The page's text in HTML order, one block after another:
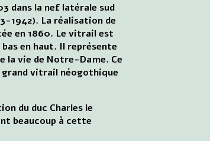
dans la nef latérale sud
1942). La réalisation de
en 1860. Le vitrail est
en haut. Il représente
la vie de Notre-Dame. Ce
vitrail néogothique
du duc Charles le
beaucoup à cette